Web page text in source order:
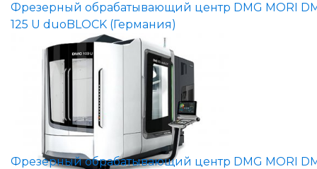
Фрезерный обрабатывающий центр DMG MORI
125 U duoBLOCK (Германия)
Фрезерный обрабатывающий центр DMG MORI